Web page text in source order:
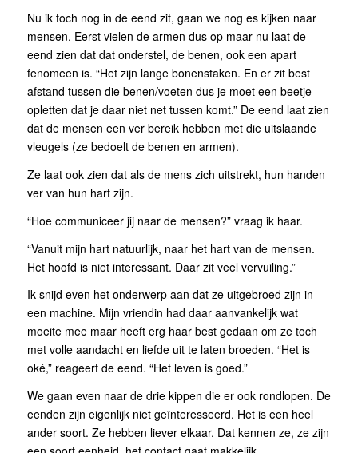
Nu ik toch nog in de eend zit, gaan we nog es kijken naar
mensen. Eerst vielen de armen dus op maar nu laat de
eend zien dat dat onderstel, de benen, ook een apart
fenomeen is. “Het zijn lange bonenstaken. En er zit best
afstand tussen die benen/voeten dus je moet een beetje
opletten dat je daar niet net tussen komt.” De eend laat zien
dat de mensen een ver bereik hebben met die uitslaande
vleugels (ze bedoelt de benen en armen).
Ze laat ook zien dat als de mens zich uitstrekt, hun handen
ver van hun hart zijn.
“Hoe communiceer jij naar de mensen?” vraag ik haar.
“Vanuit mijn hart natuurlijk, naar het hart van de mensen.
Het hoofd is niet interessant. Daar zit veel vervuiling.”
Ik snijd even het onderwerp aan dat ze uitgebroed zijn in
een machine. Mijn vriendin had daar aanvankelijk wat
moeite mee maar heeft erg haar best gedaan om ze toch
met volle aandacht en liefde uit te laten broeden. “Het is
oké,” reageert de eend. “Het leven is goed.”
We gaan even naar de drie kippen die er ook rondlopen. De
eenden zijn eigenlijk niet geïnteresseerd. Het is een heel
ander soort. Ze hebben liever elkaar. Dat kennen ze, ze zijn